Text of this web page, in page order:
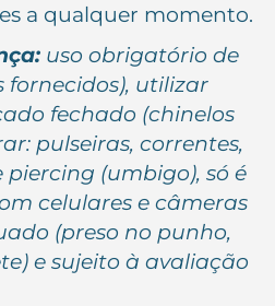
a qualquer momento.
uso obrigatório de
fornecidos), utilizar
fechado (chinelos
pulseiras, correntes,
piercing (umbigo), só é
celulares e câmeras
(preso no punho,
e sujeito à avaliação